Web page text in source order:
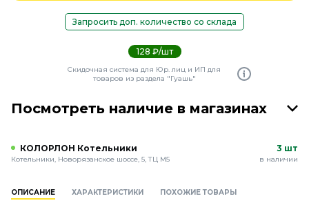
Запросить доп. количество со склада
128 ₽/шт
Скидочная система для Юр. лиц и ИП для
товаров из раздела "Гуашь"
Посмотреть наличие в магазинах
КОЛОРЛОН Котельники
Котельники, Новорязанское шоссе, 5, ТЦ М5
3 шт
в наличии
ОПИСАНИЕ ХАРАКТЕРИСТИКИ ПОХОЖИЕ ТОВАРЫ